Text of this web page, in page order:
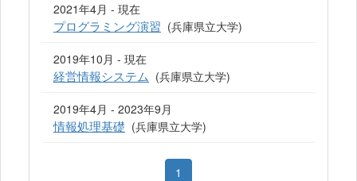
2021年4月 - 現在
プログラミング演習 (兵庫県立大学)
2019年10月 - 現在
経営情報システム (兵庫県立大学)
2019年4月 - 2023年9月
情報処理基礎 (兵庫県立大学)
1